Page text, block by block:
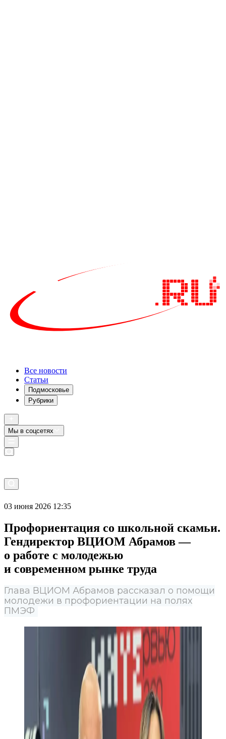
Все новости
Статьи
Подмосковье
Рубрики
Мы в соцсетях
03 июня 2026 12:35
Профориентация со школьной скамьи.
Гендиректор ВЦИОМ Абрамов —
о работе с молодежью
и современном рынке труда
Глава ВЦИОМ Абрамов рассказал о помощи
молодежи в профориентации на полях
ПМЭФ